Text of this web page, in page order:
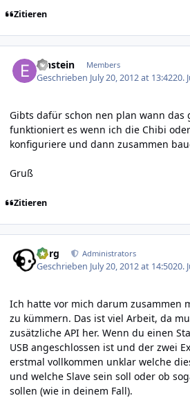
Zitieren
Einstein Members
Geschrieben July 20, 2012 at 13:4220.
Gibts dafür schon nen plan wann das
funktioniert es wenn ich die Chibi
konfiguriere und dann zusammen
Gruß
Zitieren
borg Administrators
Geschrieben July 20, 2012 at 14:5020.
Ich hatte vor mich darum zusammen
zu kümmern. Das ist viel Arbeit, da
zusätzliche API her. Wenn du einen
USB angeschlossen ist und der zwei
erstmal vollkommen unklar welche
und welche Slave sein soll oder ob
sollen (wie in deinem Fall).